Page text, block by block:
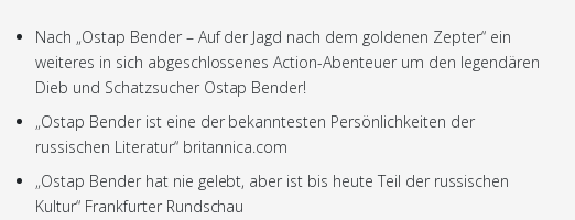
Nach „Ostap Bender – Auf der Jagd nach dem goldenen Zepter“ ein
weiteres in sich abgeschlossenes Action-Abenteuer um den legendären
Dieb und Schatzsucher Ostap Bender!
„Ostap Bender ist eine der bekanntesten Persönlichkeiten der
russischen Literatur“ britannica.com
„Ostap Bender hat nie gelebt, aber ist bis heute Teil der russischen
Kultur“ Frankfurter Rundschau